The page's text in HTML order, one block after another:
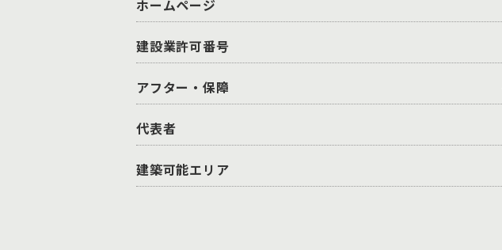
ホームページ
建設業許可番号
アフター・保障
代表者
建築可能エリア